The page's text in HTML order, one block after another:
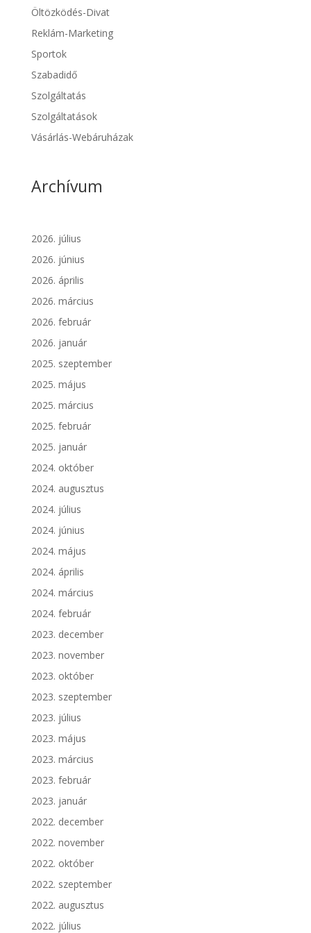
Öltözködés-Divat
Reklám-Marketing
Sportok
Szabadidő
Szolgáltatás
Szolgáltatások
Vásárlás-Webáruházak
Archívum
2026. július
2026. június
2026. április
2026. március
2026. február
2026. január
2025. szeptember
2025. május
2025. március
2025. február
2025. január
2024. október
2024. augusztus
2024. július
2024. június
2024. május
2024. április
2024. március
2024. február
2023. december
2023. november
2023. október
2023. szeptember
2023. július
2023. május
2023. március
2023. február
2023. január
2022. december
2022. november
2022. október
2022. szeptember
2022. augusztus
2022. július